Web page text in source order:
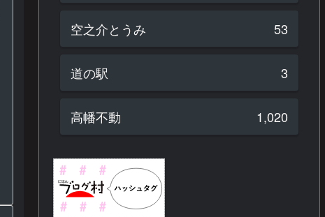
空之介とうみ 53
道の駅 3
高幡不動 1,020